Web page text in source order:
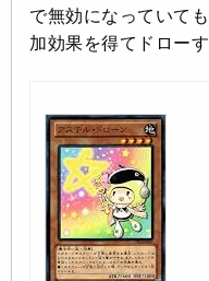
で無効になっていて
加効果を得てドロー